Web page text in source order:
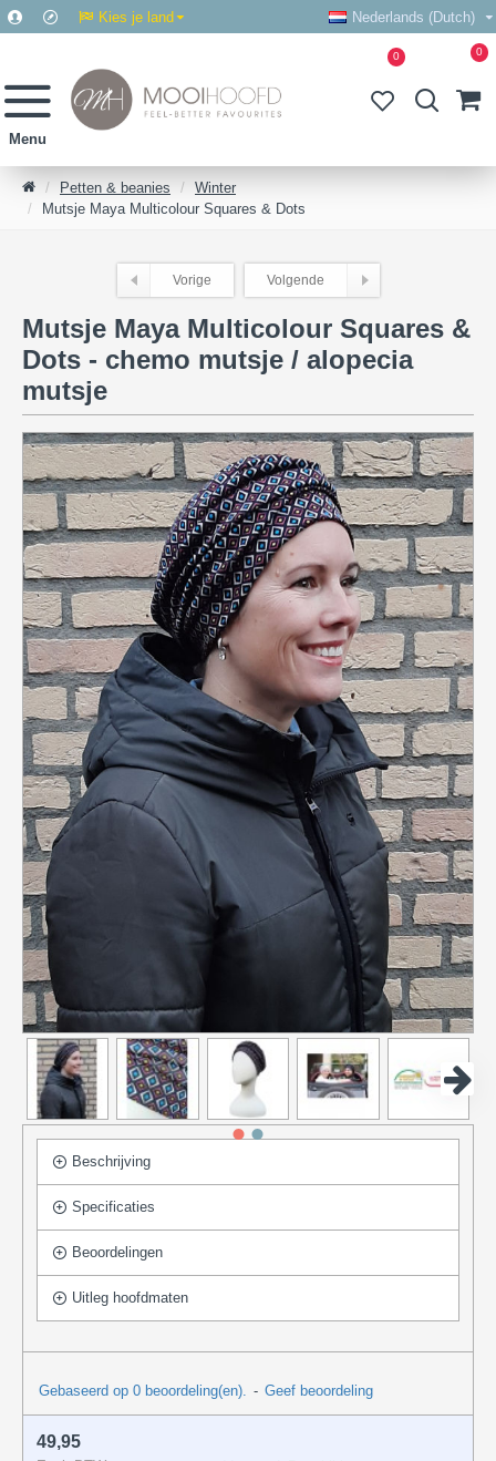
Kies je land Nederlands (Dutch)
0 0
Petten & beanies
Winter
Mutsje Maya Multicolour Squares & Dots
Vorige Volgende
Mutsje Maya Multicolour Squares &
Dots - chemo mutsje / alopecia
mutsje
Beschrijving
Specificaties
Beoordelingen
Uitleg hoofdmaten
Gebaseerd op 0 beoordeling(en). - Geef beoordeling
49,95